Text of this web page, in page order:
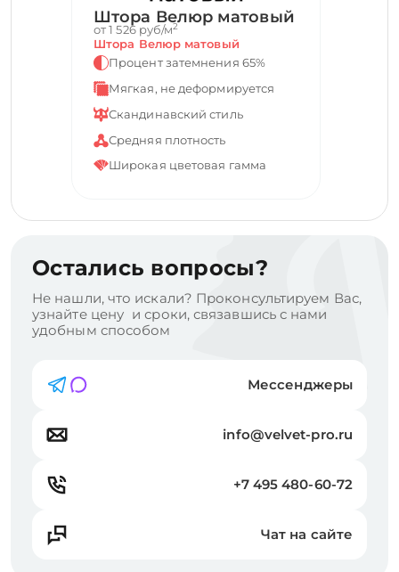
Штора Велюр матовый
от 1 526 руб/м2
Штора Велюр матовый
Процент затемнения 65%
Мягкая, не деформируется
Скандинавский стиль
Средняя плотность
Широкая цветовая гамма
Остались вопросы?
Не нашли, что искали? Проконсультируем Вас,
узнайте цену и сроки, связавшись с нами
удобным способом
Мессенджеры
info@velvet-pro.ru
+7 495 480-60-72
Чат на сайте